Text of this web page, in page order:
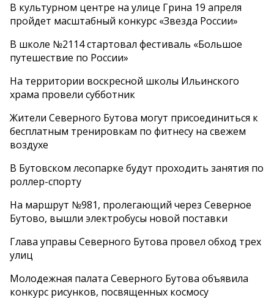
В культурном центре на улице Грина 19 апреля
пройдет масштабный конкурс «Звезда России»
В школе №2114 стартовал фестиваль «Большое
путешествие по России»
На территории воскресной школы Ильинского
храма провели субботник
Жители Северного Бутова могут присоединиться к
бесплатным тренировкам по фитнесу на свежем
воздухе
В Бутовском лесопарке будут проходить занятия по
роллер-спорту
На маршрут №981, пролегающий через Северное
Бутово, вышли электробусы новой поставки
Глава управы Северного Бутова провел обход трех
улиц
Молодежная палата Северного Бутова объявила
конкурс рисунков, посвященных космосу